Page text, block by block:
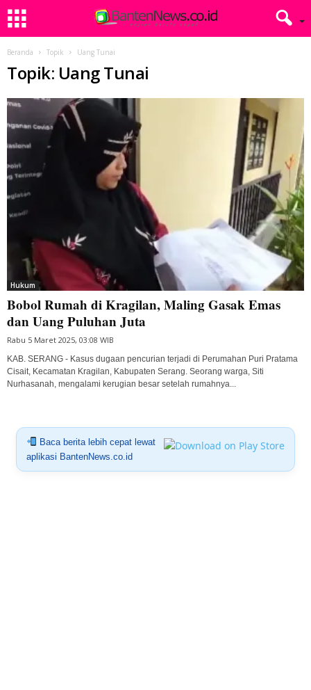
Beranda Topik Uang Tunai
Topik: Uang Tunai
Hukum
Bobol Rumah di Kragilan, Maling Gasak Emas
dan Uang Puluhan Juta
Rabu 5 Maret 2025, 03:08 WIB
KAB. SERANG - Kasus dugaan pencurian terjadi di Perumahan Puri Pratama
Cisait, Kecamatan Kragilan, Kabupaten Serang. Seorang warga, Siti
Nurhasanah, mengalami kerugian besar setelah rumahnya...
Baca berita lebih cepat lewat
aplikasi BantenNews.co.id